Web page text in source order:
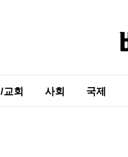
교회 사회 국제